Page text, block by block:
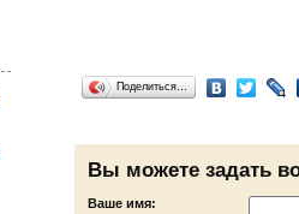
Поделиться…
Вы можете задать
Ваше имя: